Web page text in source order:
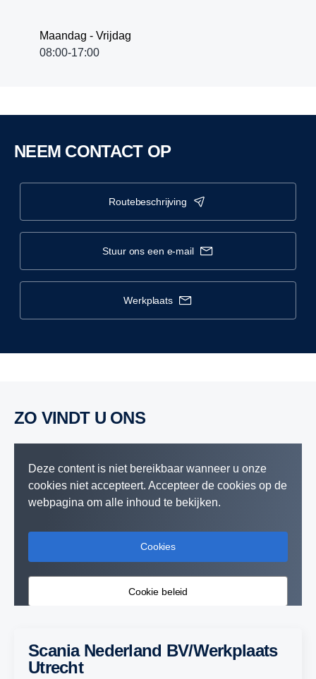
Maandag - Vrijdag
08:00-17:00
NEEM CONTACT OP
routebeschrijving
stuur ons een e-mail
werkplaats
ZO VINDT U ONS
Deze content is niet bereikbaar wanneer u onze
cookies niet accepteert. Accepteer de cookies op de
webpagina om alle inhoud te bekijken.
Cookies
Cookie beleid
Scania Nederland BV/Werkplaats
Utrecht